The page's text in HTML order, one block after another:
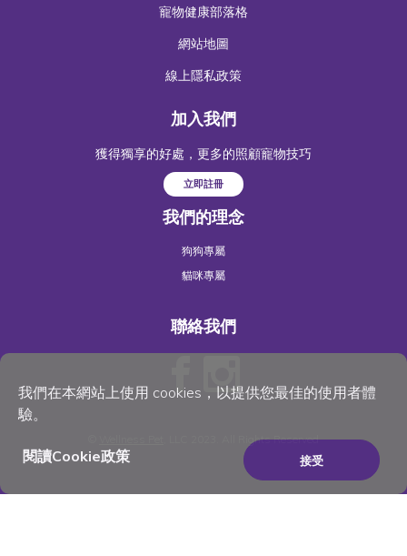
我們在本網站上使用 cookies，以提供您最佳的使用者體
驗。
閱讀Cookie政策 接受
寵物健康部落格
網站地圖
線上隱私政策
加入我們
獲得獨享的好處，更多的照顧寵物技巧
立即註冊
我們的理念
狗狗專屬
貓咪專屬
聯絡我們
, LLC 2023. All Rights Reserved